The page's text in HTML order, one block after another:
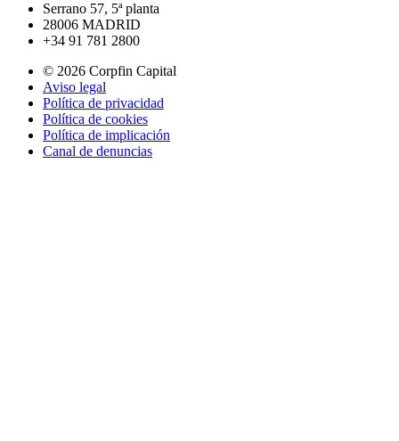
Serrano 57, 5ª planta
28006 MADRID
+34 91 781 2800
© 2026 Corpfin Capital
Aviso legal
Política de privacidad
Política de cookies
Política de implicación
Canal de denuncias